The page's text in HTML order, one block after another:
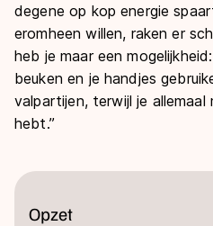
degene op kop energie
eromheen willen, raken er
heb je maar een
beuken en je handjes
valpartijen, terwijl je
hebt.”
Opzet